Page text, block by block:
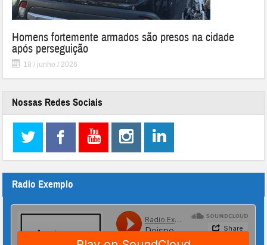
Homens fortemente armados são presos na cidade
após perseguição
18 / junho / 2026
Nossas Redes Sociais
Radio Exemplo